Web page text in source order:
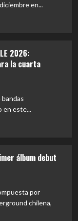
en...
2026:
la cuarta
bandas
en este...
álbum debut
por
chilena,